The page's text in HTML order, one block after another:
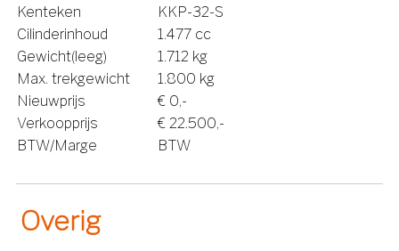
Kenteken
KKP-32-S
Cilinderinhoud
1.477 cc
Gewicht(leeg)
1.712 kg
Max. trekgewicht
1.800 kg
Nieuwprijs
€ 0,-
Verkoopprijs
€ 22.500,-
BTW/Marge
BTW
Overig